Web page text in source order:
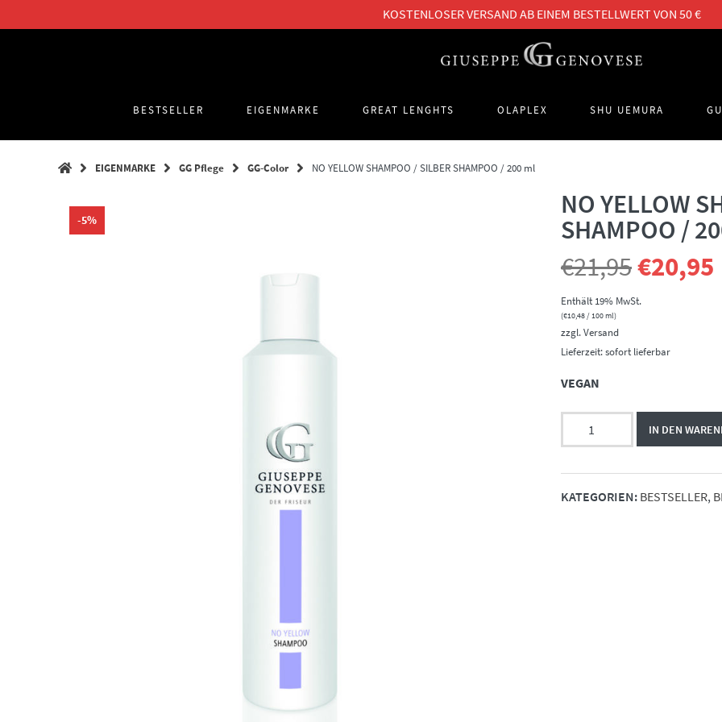
zum
KOSTENLOSER VERSAND AB EINEM BESTELLWERT VON 50 €
BESTSELLER EIGENMARKE GREAT LENGHTS OLAPLEX SHU UEMURA
EIGENMARKE GG Pflege GG-Color NO YELLOW SHAMPOO / SILBER SHAMPOO / 200 ml
-5%
NO YELLOW
SHAMPOO /
€21,95
Preis
war:
€20,95
Enthält 19% MwSt.
(€10,48/ 100 ml)
zzgl.Versand
Lieferzeit: sofort lieferbar
VEGAN
/
SILBER
IN DEN
KATEGORIEN: BESTSELLER,